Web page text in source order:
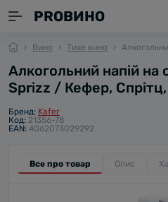
PROВИНО
Вино Тихе вино
Алкогольний напій на
Sprizz / Кефер, Спрітц,
Бренд: Kafer
Код: 21356-78
EAN: 4062073029292
Все про товар Опис